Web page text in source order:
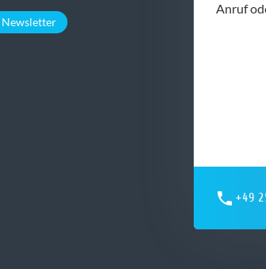
Newsletter
Anruf
+49